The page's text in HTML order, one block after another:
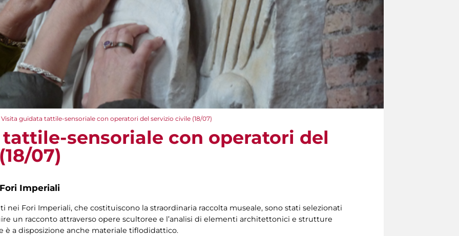
Visita guidata tattile-sensoriale con operatori del servizio civile (18/07)
sensoriale con operatori del
07)
Imperiali
nei Fori Imperiali, che costituiscono la straordinaria raccolta museale, sono stati selezionati
un racconto attraverso opere scultoree e l’analisi di elementi architettonici e strutture
è a disposizione anche materiale tiflodidattico.